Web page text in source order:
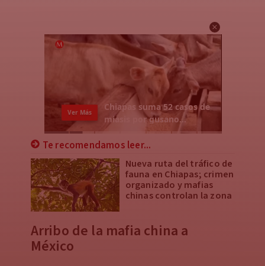
Te recomendamos leer...
Nueva ruta del tráfico de
fauna en Chiapas; crimen
organizado y mafias
chinas controlan la zona
​Arribo de la mafia china a
México